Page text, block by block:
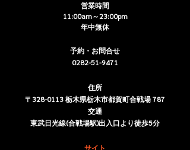
営業時間
11:00am～23:00pm
年中無休
予約・お問合せ
0282-51-9471
住所
〒328-0113 栃木県栃木市都賀町合戦場 787
交通
東武日光線(合戦場駅)出入口より徒歩5分
サイト